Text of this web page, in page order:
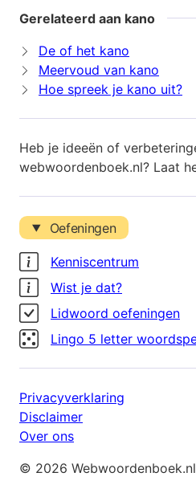
Gerelateerd aan kano
De of het kano
Meervoud van kano
Hoe spreek je kano uit?
Heb je ideeën of
webwoordenboek.nl? Laat
Oefeningen
Kenniscentrum
Wist je dat?
Lidwoord oefeningen
Lingo 5 letter
Privacyverklaring
Disclaimer
Over ons
© 2026 Webwoordenboek.nl